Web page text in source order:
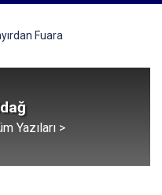
Fuara
Yazıları >